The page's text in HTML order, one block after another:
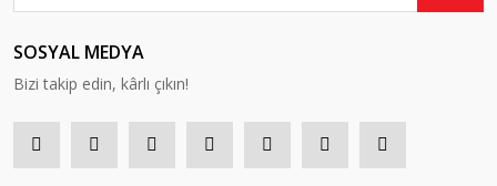
SOSYAL MEDYA
Bizi takip edin, kârlı çıkın!